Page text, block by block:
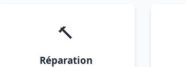
🔨
Réparation